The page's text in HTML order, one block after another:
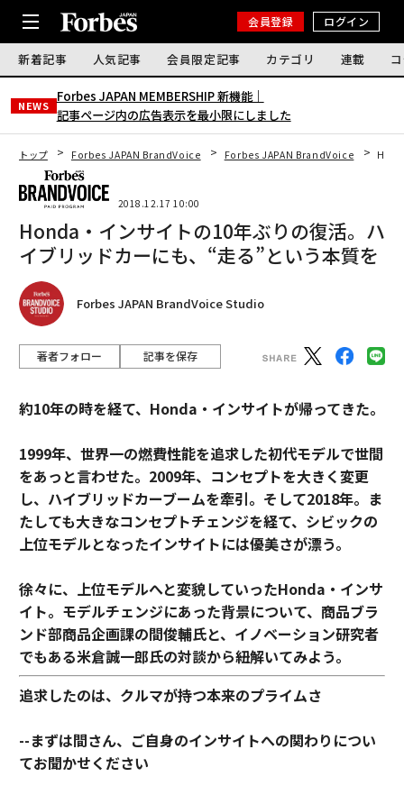
会員登録 ログイン
新着記事 人気記事 会員限定記事 カテゴリ 連載
NEWS
Forbes JAPAN MEMBERSHIP 新機能｜
記事ページ内の広告表示を最小限にしました
トップ Forbes JAPAN BrandVoice Forbes JAPAN BrandVoice
2018.12.17 10:00
Honda・インサイトの10年ぶりの復活。ハ
イブリッドカーにも、“走る”という本質を
Forbes JAPAN BrandVoice Studio
著者フォロー 記事を保存
約10年の時を経て、Honda・インサイトが帰ってきた。
1999年、世界一の燃費性能を追求した初代モデルで世間
をあっと言わせた。2009年、コンセプトを大きく変更
し、ハイブリッドカーブームを牽引。そして2018年。ま
たしても大きなコンセプトチェンジを経て、シビックの
上位モデルとなったインサイトには優美さが漂う。
徐々に、上位モデルへと変貌していったHonda・インサ
イト。モデルチェンジにあった背景について、商品ブラ
ンド部商品企画課の間俊輔氏と、イノベーション研究者
でもある米倉誠一郎氏の対談から紐解いてみよう。
追求したのは、クルマが持つ本来のプライムさ
--まずは間さん、ご自身のインサイトへの関わりについ
てお聞かせください